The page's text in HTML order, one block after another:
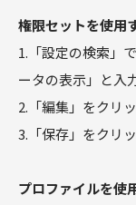
権限セットを使用
1.「設定の検索」
ータの表示」と入
2.「編集」をクリ
3.「保存」をクリ
プロファイルを使